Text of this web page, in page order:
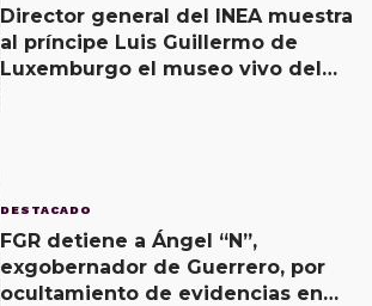
Director general del INEA muestra
al príncipe Luis Guillermo de
Luxemburgo el museo vivo del
DESTACADO
FGR detiene a Ángel “N”,
exgobernador de Guerrero, por
ocultamiento de evidencias en